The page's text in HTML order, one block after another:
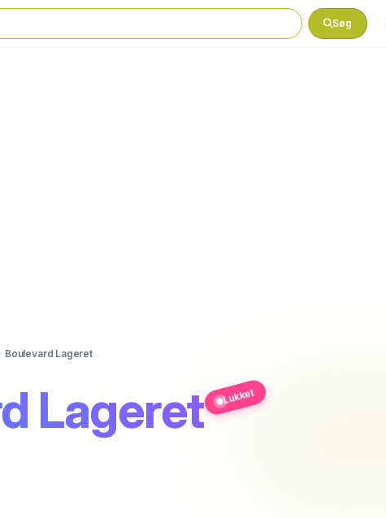
Søg
Boulevard Lageret
Lageret Lukket